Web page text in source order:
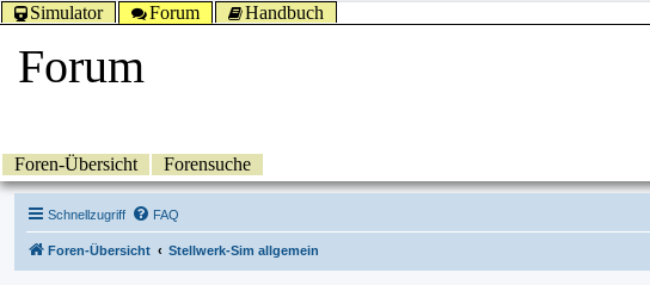
Simulator Forum Handbuch
Forum
Foren-Übersicht Forensuche
Schnellzugriff FAQ
Foren-Übersicht Stellwerk-Sim allgemein